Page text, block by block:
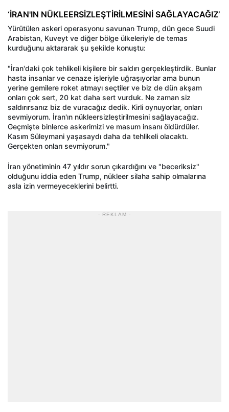
‘İRAN'IN NÜKLEERSİZLEŞTİRİLMESİNİ SAĞLAYACAĞIZ’
Yürütülen askeri operasyonu savunan Trump, dün gece Suudi
Arabistan, Kuveyt ve diğer bölge ülkeleriyle de temas
kurduğunu aktararak şu şekilde konuştu:
"İran'daki çok tehlikeli kişilere bir saldırı gerçekleştirdik. Bunlar
hasta insanlar ve cenaze işleriyle uğraşıyorlar ama bunun
yerine gemilere roket atmayı seçtiler ve biz de dün akşam
onları çok sert, 20 kat daha sert vurduk. Ne zaman siz
saldırırsanız biz de vuracağız dedik. Kirli oynuyorlar, onları
sevmiyorum. İran'ın nükleersizleştirilmesini sağlayacağız.
Geçmişte binlerce askerimizi ve masum insanı öldürdüler.
Kasım Süleymani yaşasaydı daha da tehlikeli olacaktı.
Gerçekten onları sevmiyorum."
İran yönetiminin 47 yıldır sorun çıkardığını ve "beceriksiz"
olduğunu iddia eden Trump, nükleer silaha sahip olmalarına
asla izin vermeyeceklerini belirtti.
- REKLAM -